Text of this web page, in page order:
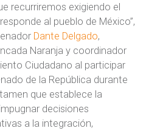
recurriremos exigiendo el
al pueblo de México”,
Dante Delgado,
Naranja y coordinador
Ciudadano al participar
de la República durante
que establece la
decisiones
a la integración,